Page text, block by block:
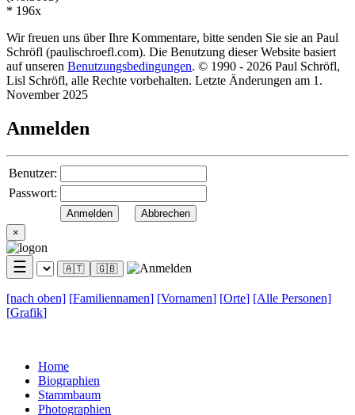
* 196x
Wir freuen uns über Ihre Kommentare, bitte senden Sie sie an Paul
Schröfl (paulischroefl.com). Die Benutzung dieser Website basiert
auf unseren Benutzungsbedingungen. © 1990 - 2026 Paul Schröfl,
Lisl Schröfl, alle Rechte vorbehalten. Letzte Änderungen am 1.
November 2025
Anmelden
Benutzer:
Passwort:
×
☰ 🇦🇹 🇬🇧
[nach oben] [Familiennamen] [Vornamen] [Orte] [Alle Personen]
[Grafik]
Home
Biographien
Stammbaum
Photographien